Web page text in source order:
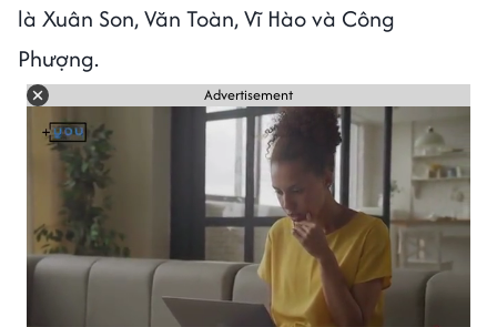
là Xuân Son, Văn Toàn, Vĩ Hào và Công
Phượng.
Advertisement